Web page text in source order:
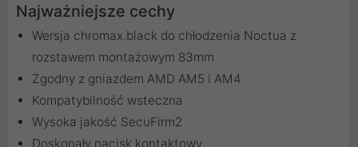
Najważniejsze cechy
Wersja chromax.black do chłodzenia Noctua z
rozstawem montażowym 83mm
Zgodny z gniazdem AMD AM5 i AM4
Kompatybilność wsteczna
Wysoka jakość SecuFirm2
Doskonały nacisk kontaktowy